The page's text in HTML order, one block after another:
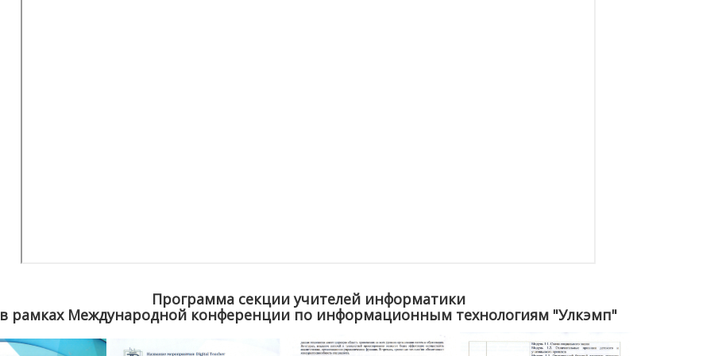
Программа секции учителей информатики
в рамках Международной конференции по информационным технологиям "Улкэмп"